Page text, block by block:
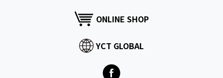
ONLINE SHOP
YCT GLOBAL